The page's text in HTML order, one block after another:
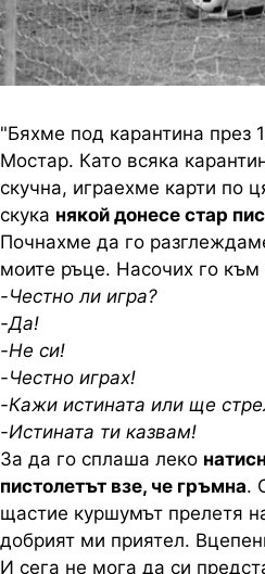
"Бяхме под карантина през
Мостар. Като всяка
скучна, играехме карти по
скука някой донесе стар
Почнахме да го
моите ръце. Насочих го
-Честно ли игра?
-Да!
-Не си!
-Честно играх!
-Кажи истината или ще
-Истината ти казвам!
За да го сплаша леко
пистолетът взе, че гръмна.
щастие куршумът прелетя
добрият ми приятел.
И сега не мога да си